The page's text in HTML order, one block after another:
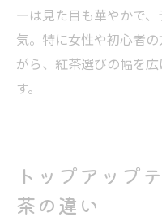
ーは見た目も華やかで
気。特に女性や初心者
がら、紅茶選びの幅を
す。
トップアップ
茶の違い